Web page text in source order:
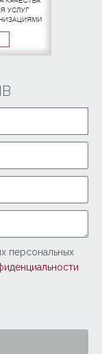
персональных